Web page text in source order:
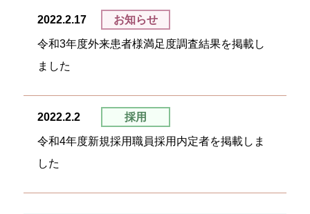
2022.2.17 お知らせ
令和3年度外来患者様満足度調査結果を掲載し
ました
2022.2.2 採用
令和4年度新規採用職員採用内定者を掲載しま
した